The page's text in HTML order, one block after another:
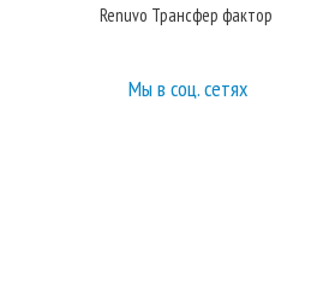
Renuvo Трансфер фактор
Мы в соц. сетях